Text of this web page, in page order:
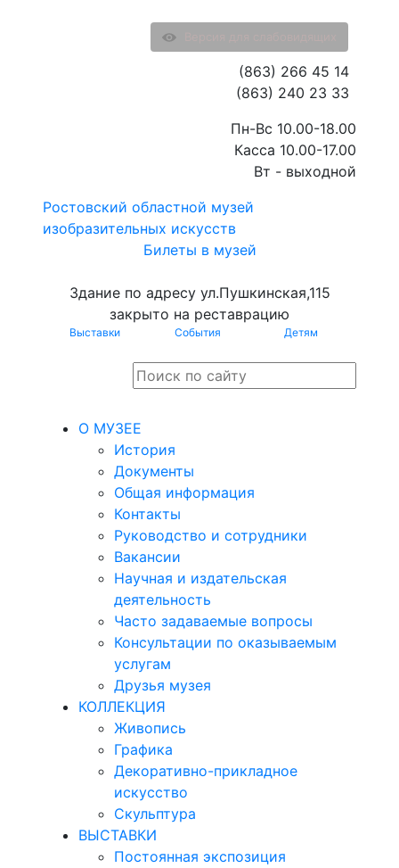
Ростовский областной музей
изобразительных искусств
Билеты в музей
Здание по адресу ул.Пушкинская,115
закрыто на реставрацию
Выставки События Детям
(863) 266 45 14
(863) 240 23 33
Пн-Вс 10.00-18.00
Касса 10.00-17.00
Вт - выходной
О МУЗЕЕ
История
Документы
Общая информация
Контакты
Руководство и сотрудники
Вакансии
Научная и издательская
деятельность
Часто задаваемые вопросы
Консультации по оказываемым
услугам
Друзья музея
КОЛЛЕКЦИЯ
Живопись
Графика
Декоративно-прикладное
искусство
Скульптура
ВЫСТАВКИ
Постоянная экспозиция